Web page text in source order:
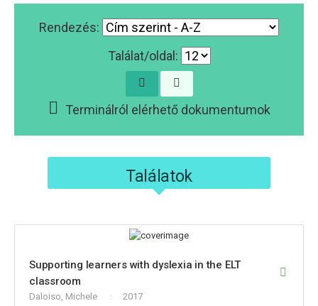
Rendezés:
Találat/oldal:
Terminálról elérhető dokumentumok
Találatok
Supporting learners with dyslexia in the ELT
classroom
Daloiso, Michele 2017